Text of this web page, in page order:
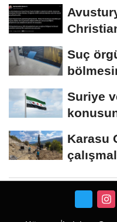
Suç
Suriye
Karasu